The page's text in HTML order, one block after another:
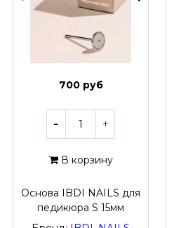
700 руб
В корзину
Основа IBDI NAILS для
педикюра S 15мм